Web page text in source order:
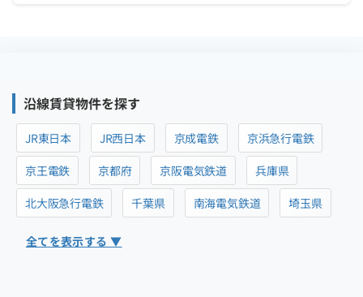
沿線賃貸物件を探す
JR東日本 JR西日本 京成電鉄
京浜急行電鉄
京王電鉄
京都府 京阪電気鉄道
兵庫県
北大阪急行電鉄
千葉県 南海電気鉄道 埼玉県
全てを表示する ▼